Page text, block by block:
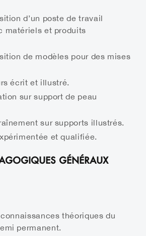
d’un poste de travail
matériels et produits
de modèles pour des mises
écrit et illustré.
sur support de peau
sur supports illustrés.
et qualifiée.
GÉNÉRAUX
théoriques du
permanent.